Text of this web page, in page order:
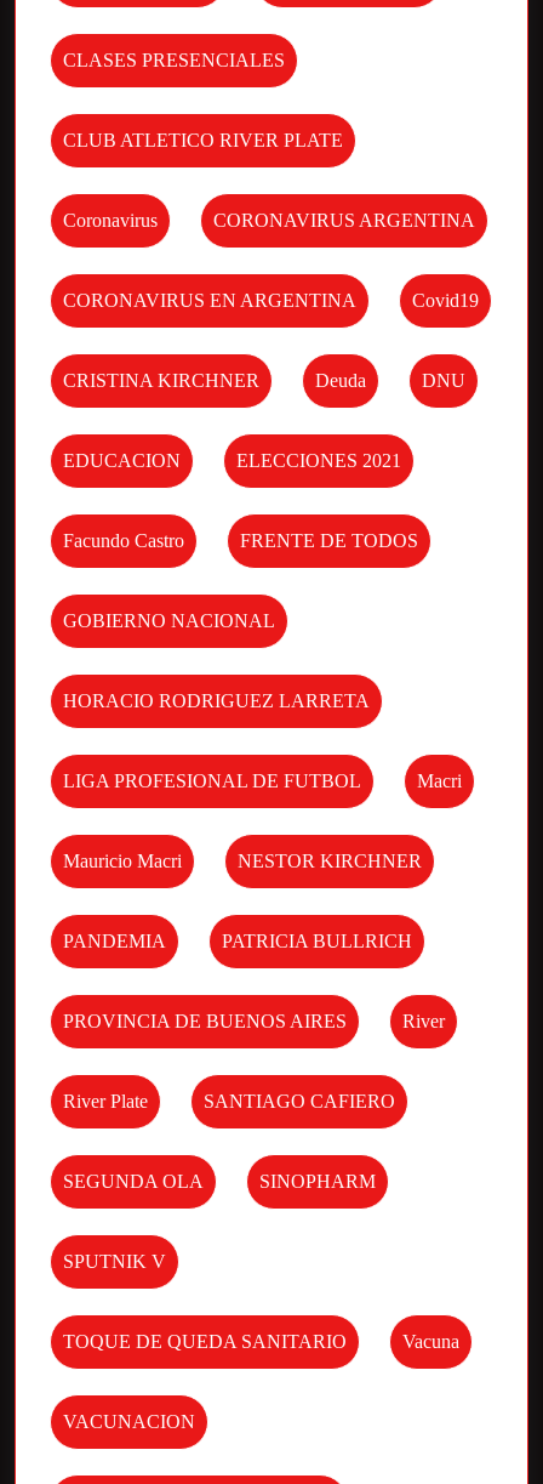
CLASES PRESENCIALES
CLUB ATLETICO RIVER PLATE
Coronavirus CORONAVIRUS ARGENTINA
CORONAVIRUS EN ARGENTINA Covid19
CRISTINA KIRCHNER Deuda DNU
EDUCACION ELECCIONES 2021
Facundo Castro FRENTE DE TODOS
GOBIERNO NACIONAL
HORACIO RODRIGUEZ LARRETA
LIGA PROFESIONAL DE FUTBOL Macri
Mauricio Macri NESTOR KIRCHNER
PANDEMIA PATRICIA BULLRICH
PROVINCIA DE BUENOS AIRES River
River Plate SANTIAGO CAFIERO
SEGUNDA OLA SINOPHARM
SPUTNIK V
TOQUE DE QUEDA SANITARIO Vacuna
VACUNACION